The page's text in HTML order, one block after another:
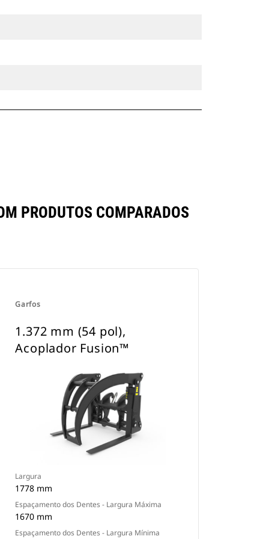
PRODUTOS COMPARADOS
Garfos
1.372 mm (54 pol),
Acoplador Fusion™
Largura
1778 mm
Espaçamento dos Dentes - Largura Máxima
1670 mm
Espaçamento dos Dentes - Largura Mínima